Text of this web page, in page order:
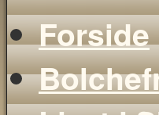
Forside